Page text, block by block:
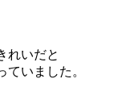
れいだと
いました。